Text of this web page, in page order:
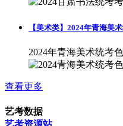
【美术类】2024年青海美
2024年青海美术统考
查看更多
艺考数据
艺考资源站